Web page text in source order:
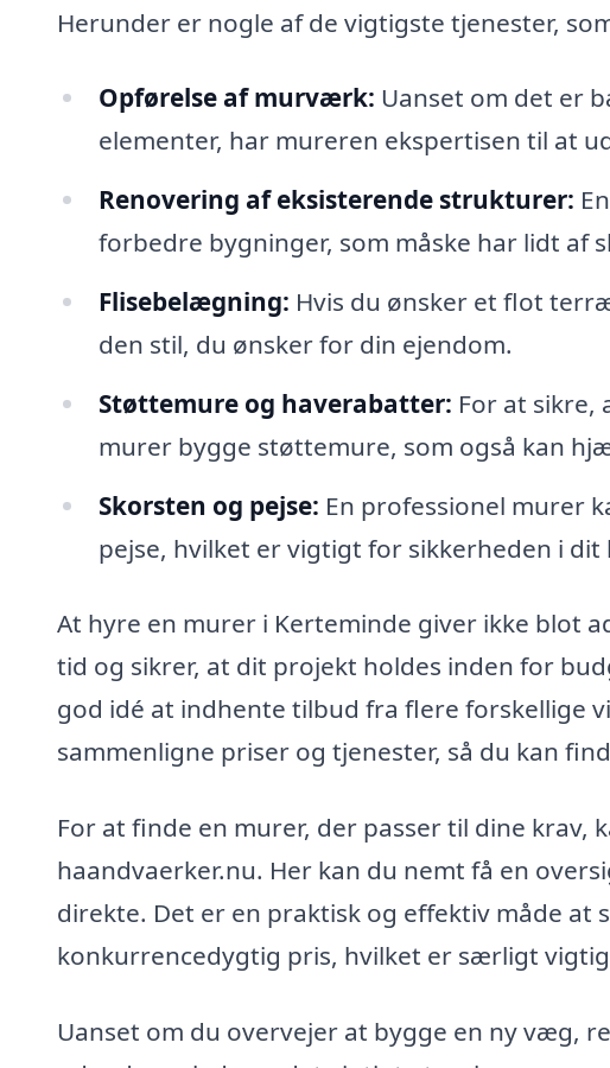
Herunder er nogle af de vigtigste tjenester,
Opførelse af murværk: Uanset om det er
elementer, har mureren ekspertisen til at
Renovering af eksisterende strukturer:
forbedre bygninger, som måske har lidt af
Flisebelægning: Hvis du ønsker et flot
den stil, du ønsker for din ejendom.
Støttemure og haverabatter: For at sikre,
murer bygge støttemure, som også kan
Skorsten og pejse: En professionel murer
pejse, hvilket er vigtigt for sikkerheden i dit
At hyre en murer i Kerteminde giver ikke blot
tid og sikrer, at dit projekt holdes inden for
god idé at indhente tilbud fra flere forskellige
sammenligne priser og tjenester, så du kan
For at finde en murer, der passer til dine krav,
haandvaerker.nu. Her kan du nemt få en
direkte. Det er en praktisk og effektiv måde
konkurrencedygtig pris, hvilket er særligt
Uanset om du overvejer at bygge en ny væg,